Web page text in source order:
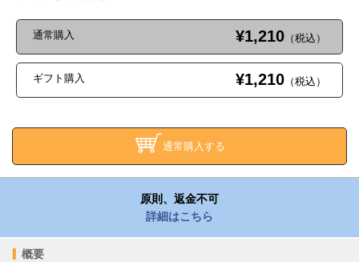
通常購入 ¥1,210 （税込）
ギフト購入 ¥1,210 （税込）
通常購入する
原則、返金不可
詳細はこちら
概要